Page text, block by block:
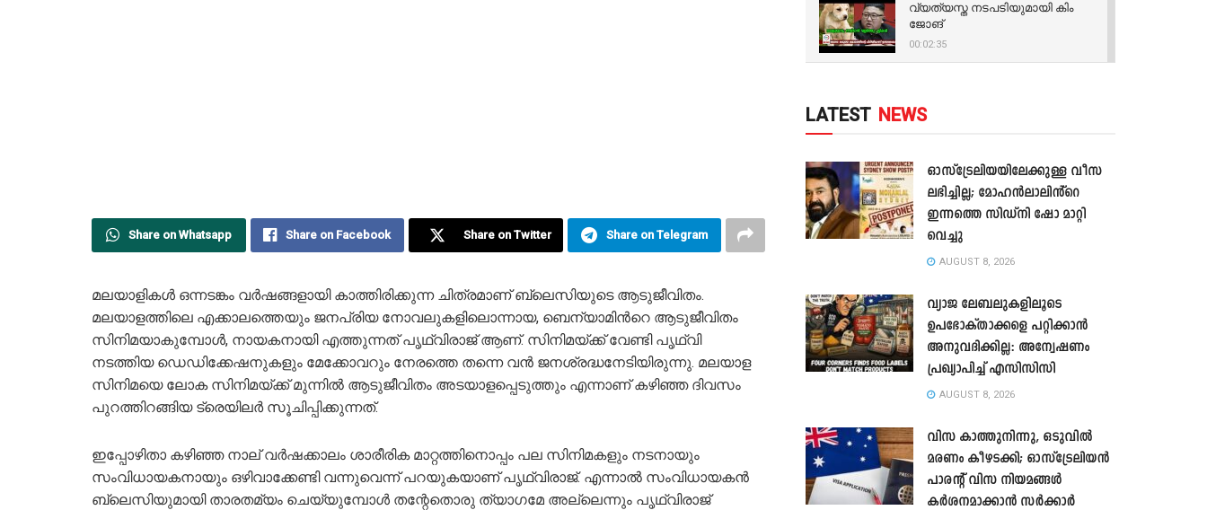
Share on Whatsapp Share on Facebook Share on Twitter Share on Telegram
മലയാളികൾ ഒന്നടങ്കം വർഷങ്ങളായി കാത്തിരിക്കുന്ന ചിത്രമാണ് ബ്ലെസിയുടെ ആടുജീവിതം.
മലയാളത്തിലെ എക്കാലത്തെയും ജനപ്രിയ നോവലുകളിലൊന്നായ, ബെന്യാമിന്‍റെ ആടുജീവിതം
സിനിമയാകുമ്പോൾ, നായകനായി എത്തുന്നത് പ‍ൃഥ്വിരാജ് ആണ്. സിനിമയ്ക്ക് വേണ്ടി പൃഥ്വി
നടത്തിയ ഡെഡിക്കേഷനുകളും മേക്കോവറും നേരത്തെ തന്നെ വൻ ജനശ്രദ്ധനേടിയിരുന്നു. മലയാള
സിനിമയെ ലോക സിനിമയ്ക്ക് മുന്നിൽ ആടുജീവിതം അടയാളപ്പെടുത്തും എന്നാണ് കഴിഞ്ഞ ദിവസം
പുറത്തിറങ്ങിയ ട്രെയിലർ സൂചിപ്പിക്കുന്നത്.
ഇപ്പോഴിതാ കഴിഞ്ഞ നാല് വർഷക്കാലം ശാരീരിക മാറ്റത്തിനൊപ്പം പല സിനിമകളും നടനായും
സംവിധായകനായും ഒഴിവാക്കേണ്ടി വന്നുവെന്ന് പറയുകയാണ് പൃഥ്വിരാജ്. എന്നാൽ സംവിധായകൻ
ബ്ലെസിയുമായി താരതമ്യം ചെയ്യുമ്പോൾ തന്റേതൊരു ത്യാ​ഗമേ അല്ലെന്നും പൃഥ്വിരാജ്
വ്യത്യസ്ത നടപടിയുമായി കിം
ജോങ്
00:02:35
LATEST NEWS
ഓസ്‌ട്രേലിയയിലേക്കുള്ള വീസ
ലഭിച്ചില്ല; മോഹൻലാലിൻ്റെ
ഇന്നത്തെ സിഡ്നി ഷോ മാറ്റി
വെച്ചു
AUGUST 8, 2026
വ്യാജ ലേബലുകളിലൂടെ
ഉപഭോക്താക്കളെ പറ്റിക്കാൻ
അനുവദിക്കില്ല: അന്വേഷണം
പ്രഖ്യാപിച്ച് എസിസിസി
AUGUST 8, 2026
വിസ കാത്തുനിന്നു, ഒടുവിൽ
മരണം കീഴടക്കി; ഓസ്‌ട്രേലിയൻ
പാരന്റ് വിസ നിയമങ്ങൾ
കർശനമാക്കാൻ സർക്കാർ